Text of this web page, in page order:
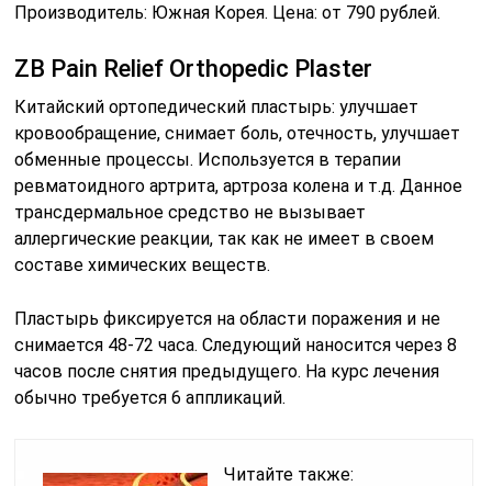
Производитель: Южная Корея. Цена: от 790 рублей.
ZB Pain Relief Orthopedic Plaster
Китайский ортопедический пластырь: улучшает
кровообращение, снимает боль, отечность, улучшает
обменные процессы. Используется в терапии
ревматоидного артрита, артроза колена и т.д. Данное
трансдермальное средство не вызывает
аллергические реакции, так как не имеет в своем
составе химических веществ.
Пластырь фиксируется на области поражения и не
снимается 48-72 часа. Следующий наносится через 8
часов после снятия предыдущего. На курс лечения
обычно требуется 6 аппликаций.
Читайте также: